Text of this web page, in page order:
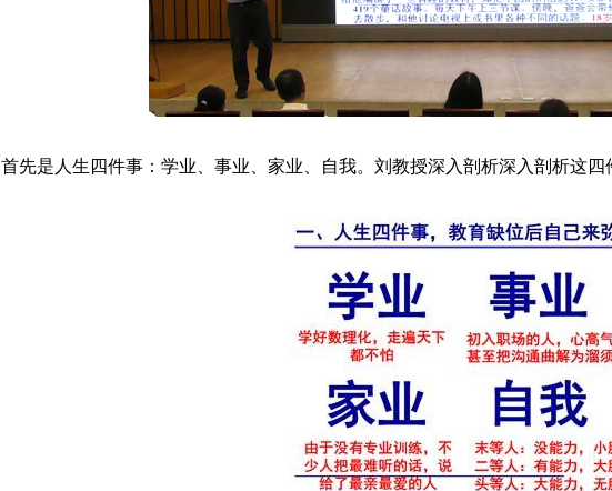
首先是人生四件事：学业、事业、家业、自我。刘教授深入剖析深入剖析这四